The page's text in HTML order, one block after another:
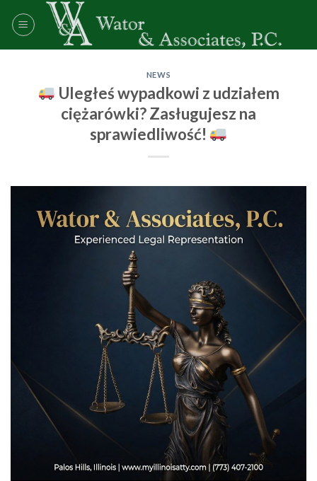
NEWS
Uległeś wypadkowi z udziałem
ciężarówki? Zasługujesz na
sprawiedliwość!